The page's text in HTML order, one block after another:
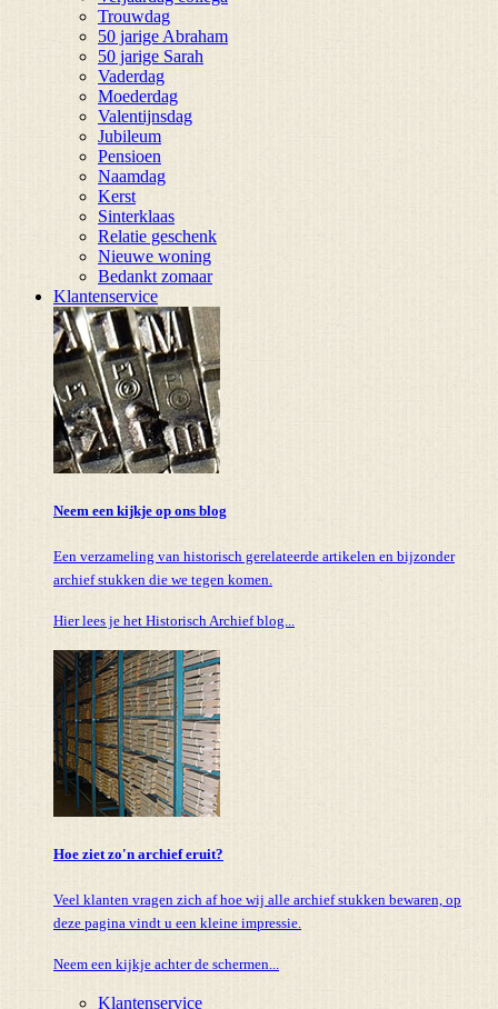
Trouwdag
50 jarige Abraham
50 jarige Sarah
Vaderdag
Moederdag
Valentijnsdag
Jubileum
Pensioen
Naamdag
Kerst
Sinterklaas
Relatie geschenk
Nieuwe woning
Bedankt zomaar
Klantenservice
Neem een kijkje op ons blog
Een verzameling van historisch gerelateerde artikelen en bijzonder
archief stukken die we tegen komen.
Hier lees je het Historisch Archief blog...
Hoe ziet zo'n archief eruit?
Veel klanten vragen zich af hoe wij alle archief stukken bewaren, op
deze pagina vindt u een kleine impressie.
Neem een kijkje achter de schermen...
Klantenservice